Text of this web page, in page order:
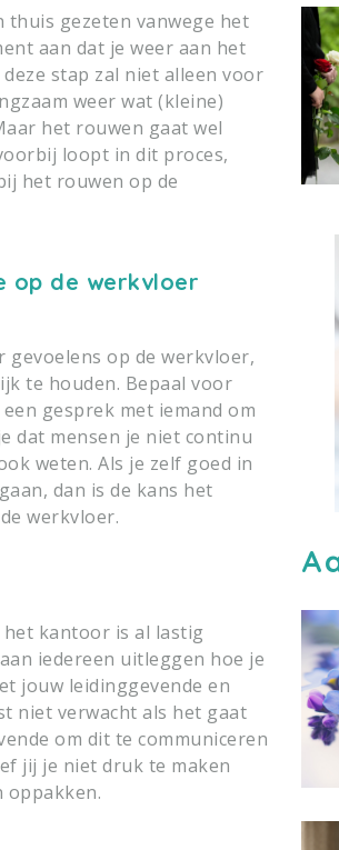
thuis gezeten vanwege het
aan dat je weer aan het
stap zal niet alleen voor
weer wat (kleine)
het rouwen gaat wel
loopt in dit proces,
het rouwen op de
op de werkvloer
gevoelens op de werkvloer,
te houden. Bepaal voor
gesprek met iemand om
dat mensen je niet continu
weten. Als je zelf goed in
dan is de kans het
werkvloer.
kantoor is al lastig
iedereen uitleggen hoe je
jouw leidinggevende en
niet verwacht als het gaat
om dit te communiceren
jij je niet druk te maken
oppakken.